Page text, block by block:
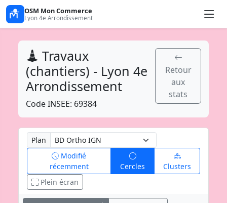
OSM Mon Commerce
Lyon 4e Arrondissement
Travaux
(chantiers) - Lyon 4e
Arrondissement
Code INSEE: 69384
Retour
aux
stats
Plan
Modifié
récemment
Cercles
Clusters
Plein écran